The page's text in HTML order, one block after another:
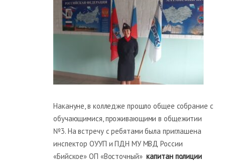
Накануне, в колледже прошло общее собрание с
обучающимися, проживающими в общежитии
№3. На встречу с ребятами была приглашена
инспектор ОУУП и ПДН МУ МВД России
«Бийское» ОП «Восточный»капитан полиции